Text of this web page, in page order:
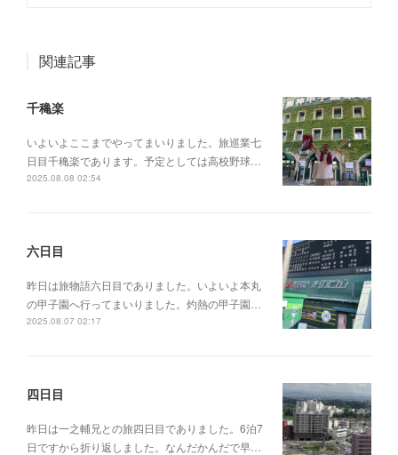
関連記事
千穐楽
いよいよここまでやってまいりました。旅巡業七
日目千穐楽であります。予定としては高校野球…
2025.08.08 02:54
六日目
昨日は旅物語六日目でありました。いよいよ本丸
の甲子園へ行ってまいりました。灼熱の甲子園…
2025.08.07 02:17
四日目
昨日は一之輔兄との旅四日目でありました。6泊7
日ですから折り返しました。なんだかんだで早…